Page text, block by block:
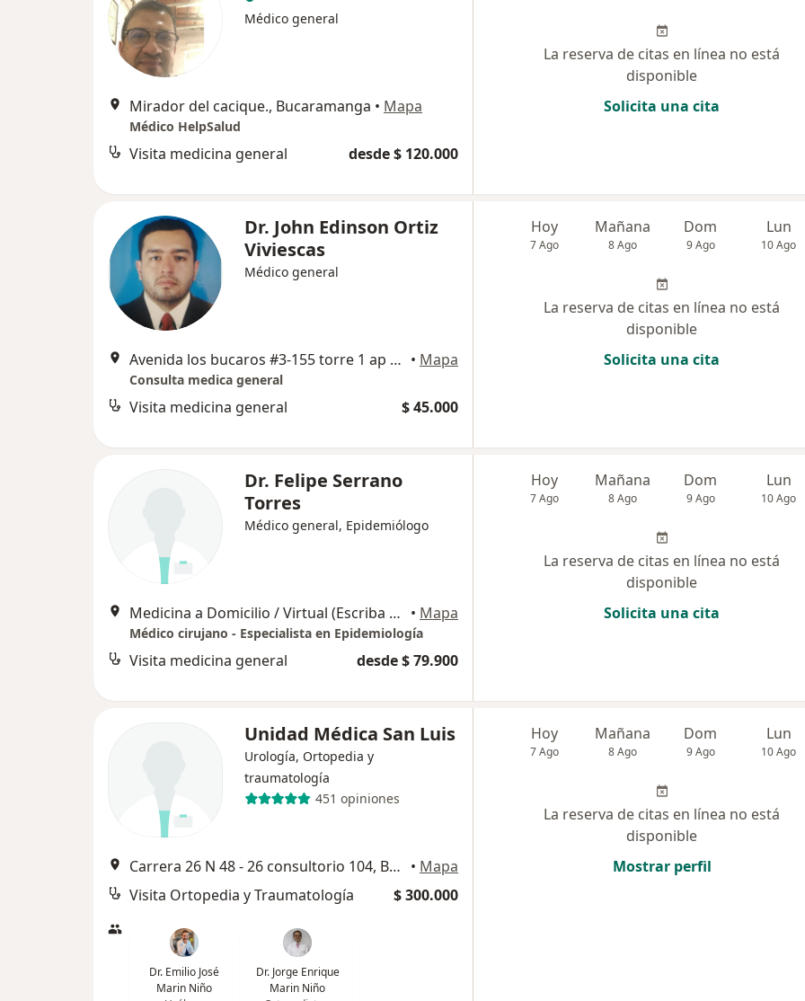
Médico general
Mirador del cacique., Bucaramanga • Mapa
Médico HelpSalud
Visita medicina general desde $ 120.000
La reserva de citas en línea no está
disponible
Solicita una cita
Dr. John Edinson Ortiz
Viviescas
Médico general
Avenida los bucaros #3-155 torre 1 ap 806 marsella real, Bucaramanga • Mapa
Consulta medica general
Visita medicina general $ 45.000
Hoy
7 Ago
Mañana
8 Ago
Dom
9 Ago
Lun
10 Ago
La reserva de citas en línea no está
disponible
Solicita una cita
Dr. Felipe Serrano
Torres
Médico general, Epidemiólogo
Medicina a Domicilio / Virtual (Escriba What'sApp: 3156735298), Bucaramanga • Mapa
Médico cirujano - Especialista en Epidemiología
Visita medicina general desde $ 79.900
Hoy
7 Ago
Mañana
8 Ago
Dom
9 Ago
Lun
10 Ago
La reserva de citas en línea no está
disponible
Solicita una cita
Unidad Médica San Luis
Urología, Ortopedia y
traumatología
451 opiniones
Carrera 26 N 48 - 26 consultorio 104, Bucaramanga • Mapa
Visita Ortopedia y Traumatología
$ 300.000
Dr. Emilio José
Marin Niño
Dr. Jorge Enrique
Marin Niño
Hoy
7 Ago
Mañana
8 Ago
Dom
9 Ago
Lun
10 Ago
La reserva de citas en línea no está
disponible
Mostrar perfil